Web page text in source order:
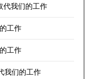
代我们的工作
工作
工作
我们的工作